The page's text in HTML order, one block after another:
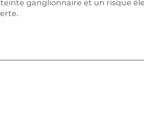
ganglionnaire et un risque